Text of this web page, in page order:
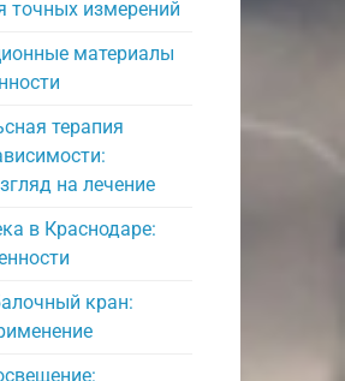
точных измерений
материалы
терапия
на лечение
в Краснодаре:
кран: